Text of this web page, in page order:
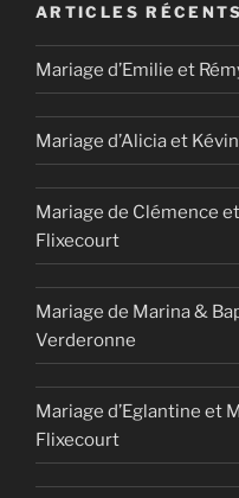
ARTICLES RÉCENTS
Mariage d’Emilie et
Mariage d’Alicia et
Mariage de Clémence
Flixecourt
Mariage de Marina &
Verderonne
Mariage d’Eglantine et
Flixecourt